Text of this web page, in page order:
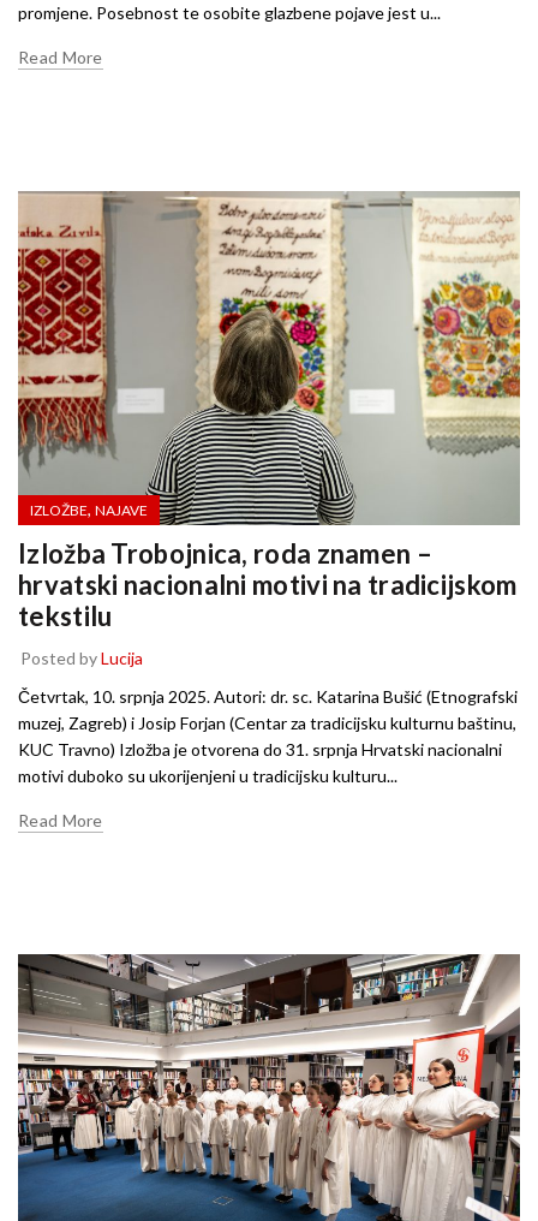
promjene. Posebnost te osobite glazbene pojave jest u...
Read More
IZLOŽBE, NAJAVE
Izložba Trobojnica, roda znamen –
hrvatski nacionalni motivi na tradicijskom
tekstilu
Posted byLucija
Četvrtak, 10. srpnja 2025. Autori: dr. sc. Katarina Bušić (Etnografski
muzej, Zagreb) i Josip Forjan (Centar za tradicijsku kulturnu baštinu,
KUC Travno) Izložba je otvorena do 31. srpnja Hrvatski nacionalni
motivi duboko su ukorijenjeni u tradicijsku kulturu...
Read More